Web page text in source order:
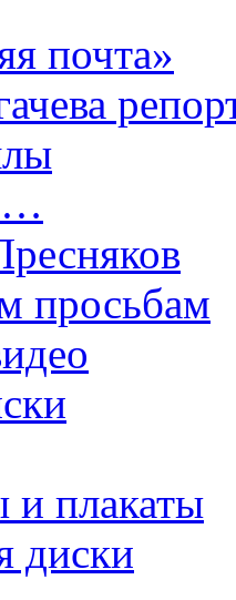
почта»
…
просьбам
плакаты
диски